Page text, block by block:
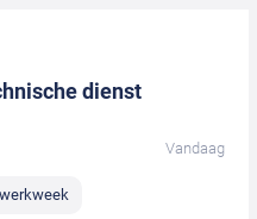
dienst
Vandaag